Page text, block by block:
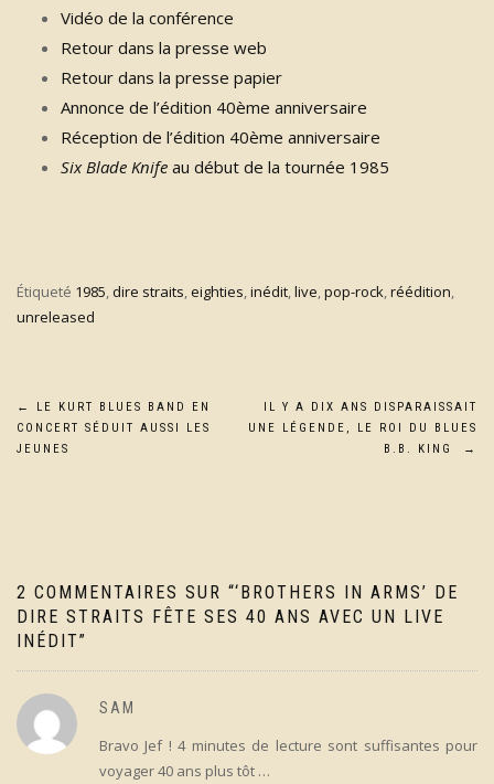
Vidéo de la conférence
Retour dans la presse web
Retour dans la presse papier
Annonce de l’édition 40ème anniversaire
Réception de l’édition 40ème anniversaire
Six Blade Knife au début de la tournée 1985
Étiqueté 1985 dire straits eighties inédit live pop-rock réédition
unreleased
Navigation
de
←
LE KURT BLUES BAND EN
CONCERT SÉDUIT AUSSI LES
JEUNES
IL Y A DIX ANS DISPARAISSAIT
UNE LÉGENDE, LE ROI DU BLUES
B.B. KING
→
2 COMMENTAIRES SUR “‘BROTHERS IN ARMS’ DE
DIRE STRAITS FÊTE SES 40 ANS AVEC UN LIVE
INÉDIT”
SAM
Bravo Jef ! 4 minutes de lecture sont suffisantes pour
voyager 40 ans plus tôt …